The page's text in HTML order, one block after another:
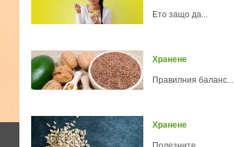
Ето защо да...
Хранене
Правилния баланс...
Хранене